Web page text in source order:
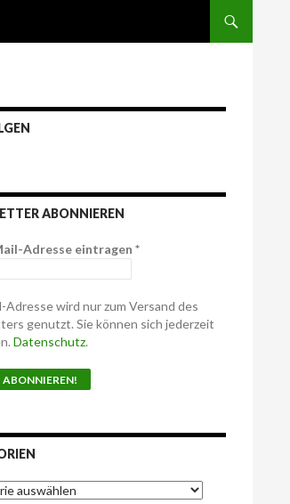
ABONNIEREN
Adresse eintragen *
Adresse wird nur zum Versand des
genutzt. Sie können sich jederzeit
Datenschutz.